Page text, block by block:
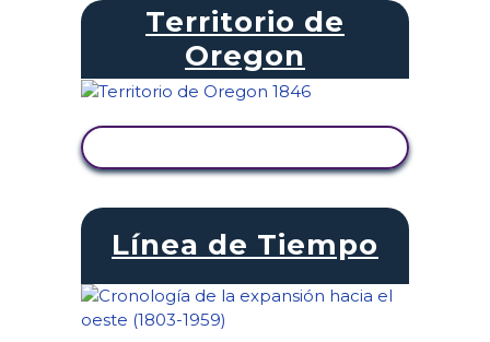
Territorio de
Oregon
Línea de Tiempo